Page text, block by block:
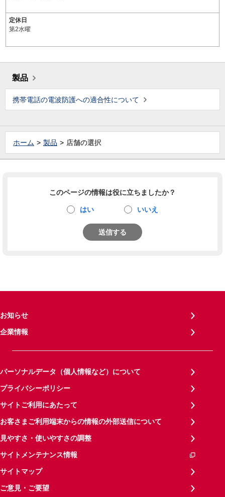
定休日
第2水曜
製品
携帯電話の電波防護への適合性について
ホーム 製品 店舗の選択
このページの情報は役に立ちましたか？
はい いいえ
送信する
お知らせ
企業情報
パーソナルデータ（個人情報など）について
プライバシーポリシー
サイトご利用にあたって
お客さまご利用端末からの情報の外部送信について
見やすさ・使いやすさの調整
サイトメンテナンス情報
サイトマップ
ご意見・ご要望